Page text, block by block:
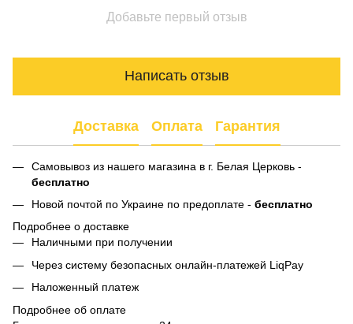
Добавьте первый отзыв
Написать отзыв
Доставка Оплата Гарантия
Самовывоз из нашего магазина в г. Белая Церковь -
бесплатно
Новой почтой по Украине по предоплате - бесплатно
Подробнее о доставке
Наличными при получении
Через систему безопасных онлайн-платежей LiqPay
Наложенный платеж
Подробнее об оплате